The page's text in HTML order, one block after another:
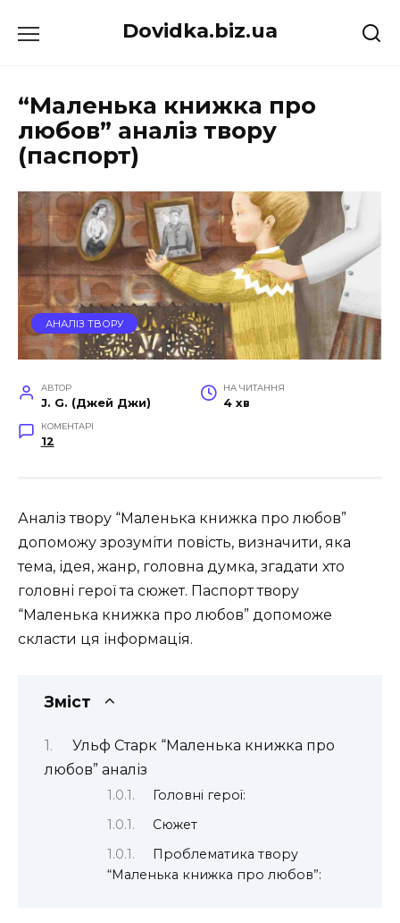
до
Dovidka.biz.ua
“Маленька книжка про
любов” аналіз твору
(паспорт)
АНАЛІЗ ТВОРУ
АВТОР
J. G. (Джей Джи)
НА ЧИТАННЯ
4 хв
КОМЕНТАРІ
12
Аналіз твору “Маленька книжка про любов”
допоможу зрозуміти повість, визначити, яка
тема, ідея, жанр, головна думка, згадати хто
головні герої та сюжет. Паспорт твору
“Маленька книжка про любов” допоможе
скласти ця інформація.
Зміст
Ульф Старк “Маленька книжка про
любов” аналіз
Головні герої:
Сюжет
Проблематика твору
“Маленька книжка про любов”: